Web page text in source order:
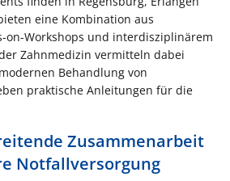
eine Kombination aus
on-Workshops und interdisziplinärem
Zahnmedizin vermitteln dabei
Behandlung von
praktische Anleitungen für die
Zusammenarbeit
Notfallversorgung